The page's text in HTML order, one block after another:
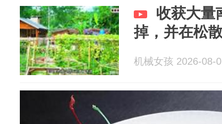
收获大量
掉，并在松
机械女孩 2026-08-